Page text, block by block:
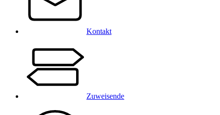
Kontakt
Zuweisende